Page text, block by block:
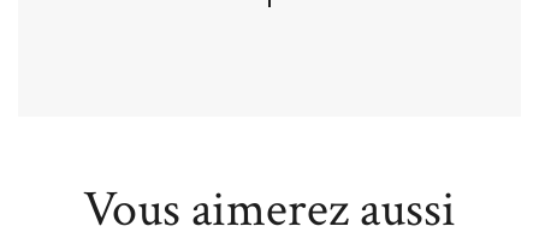
Vous aimerez aussi